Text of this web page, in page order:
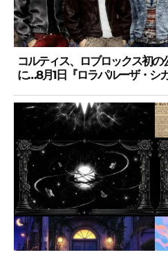
コルティス、ロブロックス初の
に…8月1日『ロラパルーザ・シ